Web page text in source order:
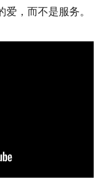
，而不是服务。